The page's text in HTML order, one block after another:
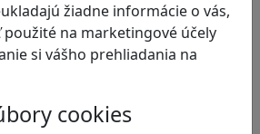
žiadne informácie o vás,
na marketingové účely
si vášho prehliadania na
cookies
Ako na výber
Štvrtá časť
ponúkajú bezpečné…